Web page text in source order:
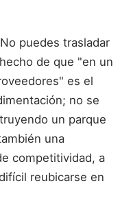
puedes trasladar
de que "en un
es el
no se
un parque
una
competitividad, a
reubicarse en